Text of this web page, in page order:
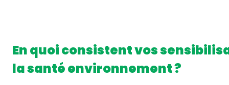
En quoi consistent vos
la santé environnement ?